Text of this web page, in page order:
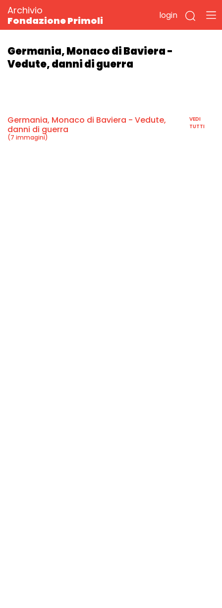
Archivio
Fondazione Primoli
login
Germania, Monaco di Baviera -
Vedute, danni di guerra
Germania, Monaco di Baviera - Vedute,
danni di guerra
(7 immagini)
VEDI
TUTTI